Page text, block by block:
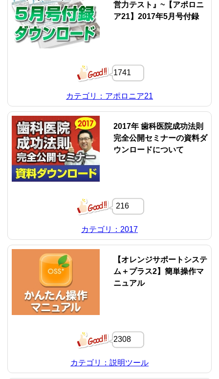
営力テスト』~【アポロニ
ア21】2017年5月号付録
1741
カテゴリ：アポロニア21
2017年 歯科医院成功法則
完全公開セミナーの資料ダ
ウンロードについて
216
カテゴリ：2017
【オレンジサポートシステ
ム＋プラス2】簡単操作マ
ニュアル
2308
カテゴリ：説明ツール